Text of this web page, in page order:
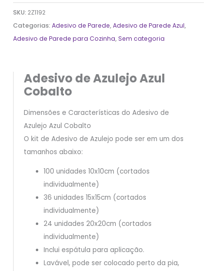
SKU: 2Z1192
Categorias:Adesivo de Parede,Adesivo de Parede Azul,
Adesivo de Parede para Cozinha,Sem categoria
Adesivo de Azulejo Azul
Cobalto
Dimensões e Características do Adesivo de
Azulejo Azul Cobalto
O kit de Adesivo de Azulejo pode ser em um dos
tamanhos abaixo:
100 unidades 10x10cm (cortados
individualmente)
36 unidades 15x15cm (cortados
individualmente)
24 unidades 20x20cm (cortados
individualmente)
Inclui espátula para aplicação.
Lavável, pode ser colocado perto da pia,